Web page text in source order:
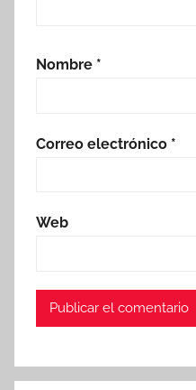
Nombre *
Correo electrónico *
Web